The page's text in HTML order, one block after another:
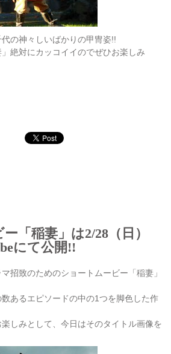
の神々しいばかりの甲冑姿!!
絶対にカッコイイのでぜひお楽しみ
「稲妻」は2/28（日）
にて公開!!
招致のためのショートムービー「稲妻」
あるエピソードの中の1つを脚色した作
しみとして、今日はそのタイトル画像を